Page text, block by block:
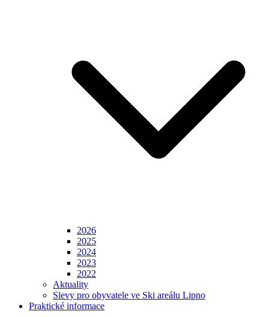
2026
2025
2024
2023
2022
Aktuality
Slevy pro obyvatele ve Ski areálu Lipno
Praktické informace